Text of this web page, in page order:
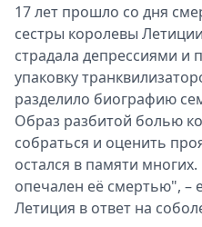
17 лет прошло со дня
сестры королевы
страдала депрессиями и
упаковку
разделило биографию
Образ разбитой болью
собраться и оценить
остался в памяти
опечален её смертью", –
Летиция в ответ на